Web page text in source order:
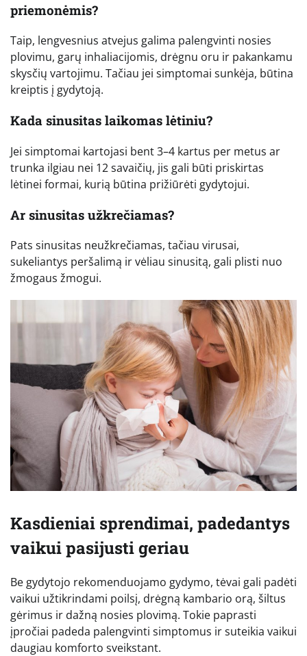
priemonėmis?
Taip, lengvesnius atvejus galima palengvinti nosies
plovimu, garų inhaliacijomis, drėgnu oru ir pakankamu
skysčių vartojimu. Tačiau jei simptomai sunkėja, būtina
kreiptis į gydytoją.
Kada sinusitas laikomas lėtiniu?
Jei simptomai kartojasi bent 3–4 kartus per metus ar
trunka ilgiau nei 12 savaičių, jis gali būti priskirtas
lėtinei formai, kurią būtina prižiūrėti gydytojui.
Ar sinusitas užkrečiamas?
Pats sinusitas neužkrečiamas, tačiau virusai,
sukeliantys peršalimą ir vėliau sinusitą, gali plisti nuo
žmogaus žmogui.
Kasdieniai sprendimai, padedantys
vaikui pasijusti geriau
Be gydytojo rekomenduojamo gydymo, tėvai gali padėti
vaikui užtikrindami poilsį, drėgną kambario orą, šiltus
gėrimus ir dažną nosies plovimą. Tokie paprasti
įpročiai padeda palengvinti simptomus ir suteikia vaikui
daugiau komforto sveikstant.